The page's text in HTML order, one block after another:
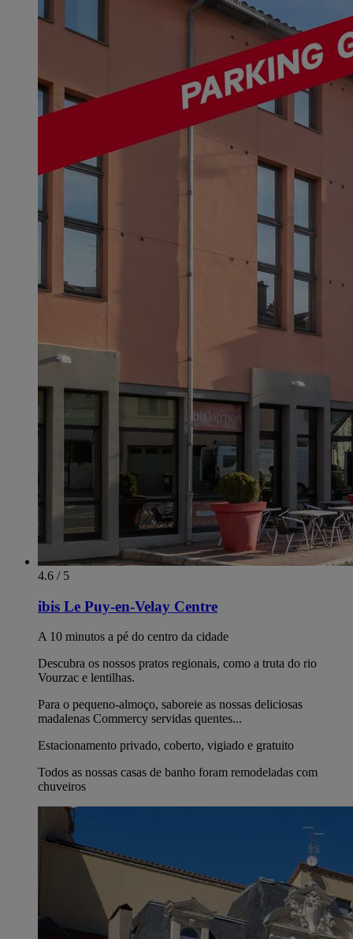
4.6 / 5
ibis Le Puy-en-Velay Centre
A 10 minutos a pé do centro da cidade
Descubra os nossos pratos regionais, como a truta do rio
Vourzac e lentilhas.
Para o pequeno-almoço, saboreie as nossas deliciosas
madalenas Commercy servidas quentes...
Estacionamento privado, coberto, vigiado e gratuito
Todos as nossas casas de banho foram remodeladas com
chuveiros